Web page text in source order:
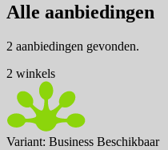
Alle aanbiedingen
2 aanbiedingen gevonden.
2 winkels
Variant: Business Beschikbaar